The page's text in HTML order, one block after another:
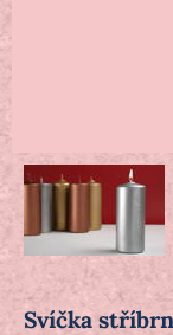
Svíčka